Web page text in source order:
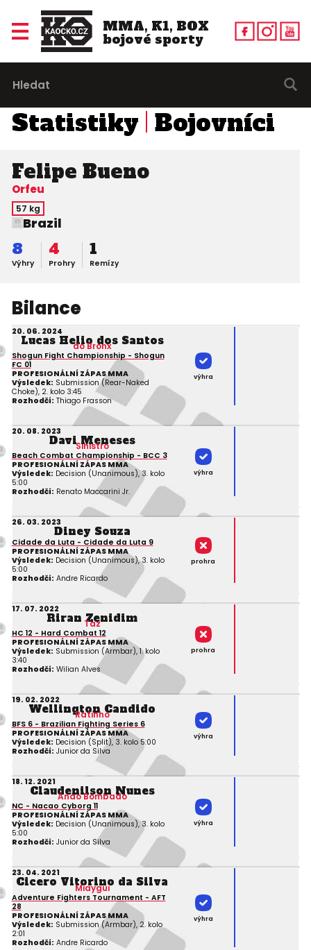
MMA, K1, BOX
bojové sporty
Statistiky Bojovníci
Felipe Bueno
Orfeu
57 kg
Brazil
Výhry
8
Prohry
4
Remízy
1
Bilance
20. 06. 2024
Lucas Helio dos Santos
do Bronx
Shogun Fight Championship - Shogun
FC 01
PROFESIONÁLNÍ ZÁPAS MMA
Výsledek: Submission (Rear-Naked
Choke), 2. kolo 3:45
Rozhodčí: Thiago Frasson
výhra
20. 08. 2023
Davi Meneses
Sinistro
Beach Combat Championship - BCC 3
PROFESIONÁLNÍ ZÁPAS MMA
Výsledek: Decision (Unanimous), 3. kolo
5:00
Rozhodčí: Renato Maccarini Jr.
výhra
26. 03. 2023
Diney Souza
Cidade da Luta - Cidade da Luta 9
PROFESIONÁLNÍ ZÁPAS MMA
Výsledek: Decision (Unanimous), 3. kolo
5:00
Rozhodčí: Andre Ricardo
prohra
17. 07. 2022
Riran Zenidim
Taz
HC 12 - Hard Combat 12
PROFESIONÁLNÍ ZÁPAS MMA
Výsledek: Submission (Armbar), 1. kolo
3:40
Rozhodčí: Wilian Alves
prohra
19. 02. 2022
Wellington Candido
Ratinho
BFS 6 - Brazilian Fighting Series 6
PROFESIONÁLNÍ ZÁPAS MMA
Výsledek: Decision (Split), 3. kolo 5:00
Rozhodčí: Junior da Silva
výhra
18. 12. 2021
Claudenilson Nunes
Anao Bombado
NC - Nacao Cyborg 11
PROFESIONÁLNÍ ZÁPAS MMA
Výsledek: Decision (Unanimous), 3. kolo
5:00
Rozhodčí: Junior da Silva
výhra
23. 04. 2021
Cicero Vitorino da Silva
Miaygui
Adventure Fighters Tournament - AFT
28
PROFESIONÁLNÍ ZÁPAS MMA
Výsledek: Submission (Armbar), 2. kolo
2:01
Rozhodčí: Andre Ricardo
výhra